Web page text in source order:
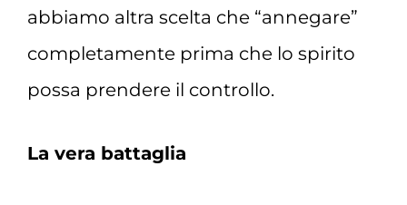
abbiamo altra scelta che “annegare”
completamente prima che lo spirito
possa prendere il controllo.
La vera battaglia